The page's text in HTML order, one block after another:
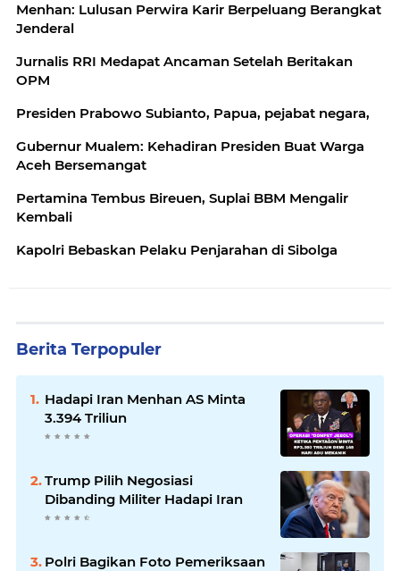
Menhan: Lulusan Perwira Karir Berpeluang Berangkat
Jenderal
Jurnalis RRI Medapat Ancaman Setelah Beritakan
OPM
Presiden Prabowo Subianto, Papua, pejabat negara,
Gubernur Mualem: Kehadiran Presiden Buat Warga
Aceh Bersemangat
Pertamina Tembus Bireuen, Suplai BBM Mengalir
Kembali
Kapolri Bebaskan Pelaku Penjarahan di Sibolga
Berita Terpopuler
Hadapi Iran Menhan AS Minta
3.394 Triliun
Trump Pilih Negosiasi
Dibanding Militer Hadapi Iran
Polri Bagikan Foto Pemeriksaan